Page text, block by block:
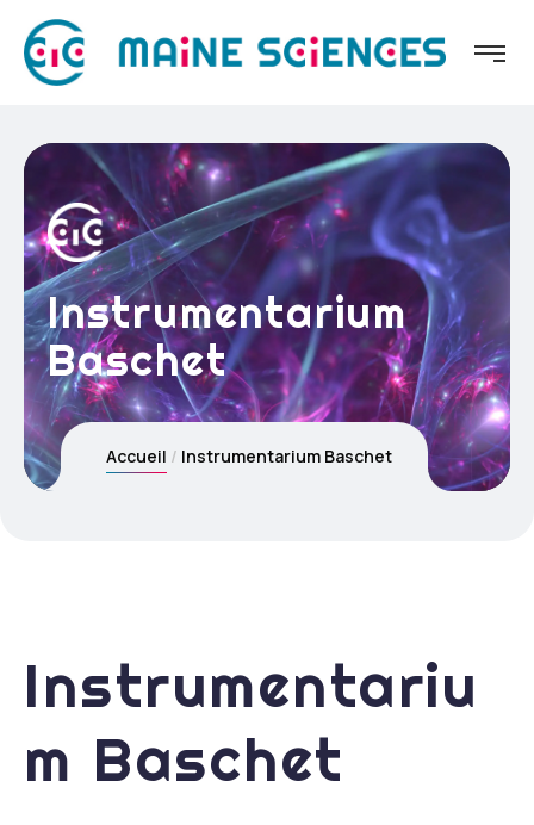
Instrumentarium
Baschet
Accueil Instrumentarium Baschet
Instrumentariu
m Baschet